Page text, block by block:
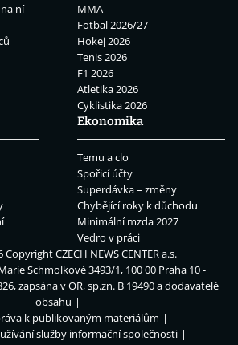
ní
MMA
Fotbal 2026/27
Hokej 2026
Tenis 2026
F1 2026
Atletika 2026
Cyklistika 2026
Ekonomika
Temu a clo
Spořicí účty
Superdávka – změny
Chybějící roky k důchodu
Minimální mzda 2027
Vedro v práci
CopyrightCZECH NEWS CENTER a.s.
Schmolkové 3493/1, 100 00 Praha 10 -
zapsána v OR, sp.zn. B 19490 a dodavatelé
obsahu
k publikovaným materiálům
služby informační společnosti